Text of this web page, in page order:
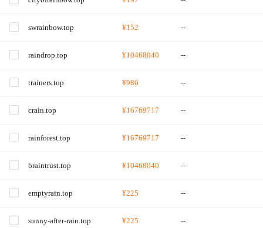
swrainbow.top ¥152 --
raindrop.top ¥10468040 --
trainers.top ¥986 --
crain.top ¥16769717 --
rainforest.top ¥16769717 --
braintrust.top ¥10468040 --
emptyrain.top ¥225 --
sunny-after-rain.top ¥225 --